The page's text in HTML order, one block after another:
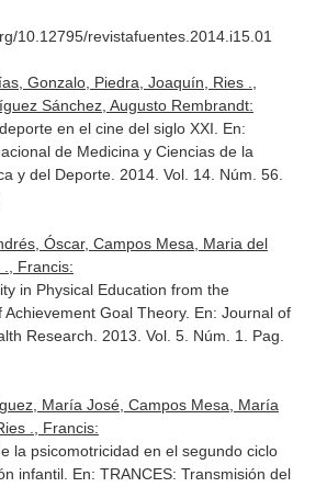
10.12795/revistafuentes.2014.i15.01
Gonzalo, Piedra, Joaquín, Ries .,
Sánchez, Augusto Rembrandt:
en el cine del siglo XXI. En:
de Medicina y Ciencias de la
y del Deporte. 2014. Vol. 14. Núm. 56.
Óscar, Campos Mesa, Maria del
Francis:
in Physical Education from the
Achievement Goal Theory. En: Journal of
Research . 2013. Vol. 5. Núm. 1. Pag.
María José, Campos Mesa, María
., Francis:
la psicomotricidad en el segundo ciclo
infantil. En: TRANCES: Transmisión del